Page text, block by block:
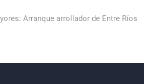
Arranque arrollador de Entre Ríos